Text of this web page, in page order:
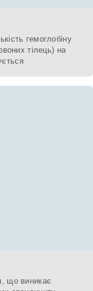
гемоглобіну
тілець) на
що виникає